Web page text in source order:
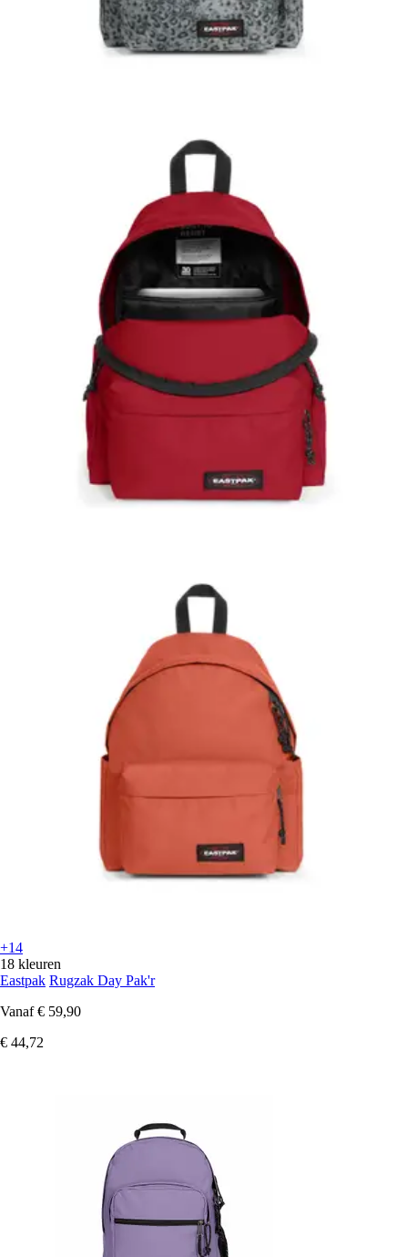
+14
18 kleuren
Eastpak Rugzak Day Pak'r
Vanaf € 59,90
€ 44,72